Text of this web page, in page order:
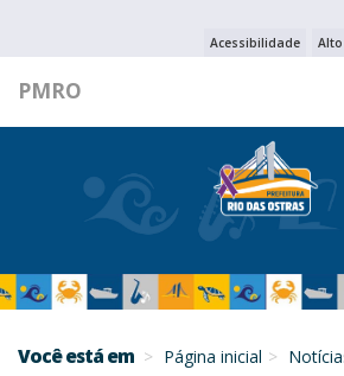
Acessibilidade
PMRO
PESQUISAR NO
PESQUISAR
Você está em Página inicial